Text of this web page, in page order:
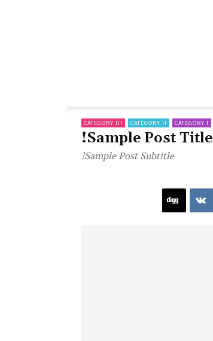
CATEGORY I
CATEGORY II
CATEGORY III
Sample Post Title!
Sample Post Subtitle!